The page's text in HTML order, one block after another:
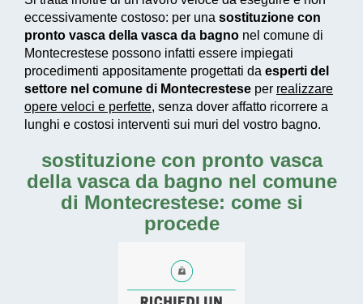
eccessivamente costoso: per una sostituzione con
pronto vasca della vasca da bagno nel comune di
Montecrestese possono infatti essere impiegati
procedimenti appositamente progettati da esperti del
settore nel comune di Montecrestese per realizzare
opere veloci e perfette, senza dover affatto ricorrere a
lunghi e costosi interventi sui muri del vostro bagno.
sostituzione con pronto vasca
della vasca da bagno nel comune
di Montecrestese: come si
procede